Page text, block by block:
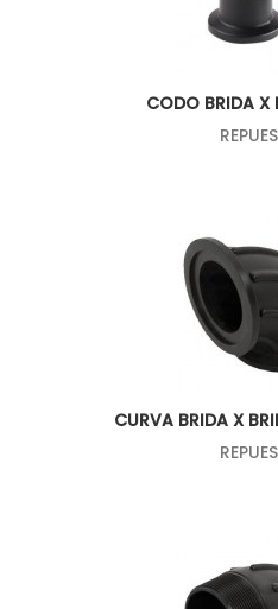
CODO BRIDA X
CURVA BRIDA X